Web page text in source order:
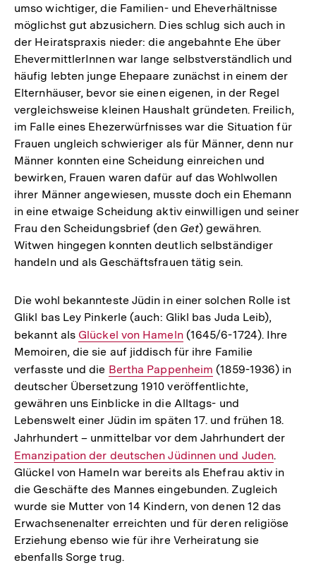
umso wichtiger, die Familien- und Eheverhältnisse
möglichst gut abzusichern. Dies schlug sich auch in
der Heiratspraxis nieder: die angebahnte Ehe über
EhevermittlerInnen war lange selbstverständlich und
häufig lebten junge Ehepaare zunächst in einem der
Elternhäuser, bevor sie einen eigenen, in der Regel
vergleichsweise kleinen Haushalt gründeten. Freilich,
im Falle eines Ehezerwürfnisses war die Situation für
Frauen ungleich schwieriger als für Männer, denn nur
Männer konnten eine Scheidung einreichen und
bewirken, Frauen waren dafür auf das Wohlwollen
ihrer Männer angewiesen, musste doch ein Ehemann
in eine etwaige Scheidung aktiv einwilligen und seiner
Frau den Scheidungsbrief (den Get) gewähren.
Witwen hingegen konnten deutlich selbständiger
handeln und als Geschäftsfrauen tätig sein.
Die wohl bekannteste Jüdin in einer solchen Rolle ist
Glikl bas Ley Pinkerle (auch: Glikl bas Juda Leib),
bekannt als Interner
Link:
Glückel von Hameln(1645/6-1724). Ihre
Memoiren, die sie auf jiddisch für ihre Familie
verfasste und die Interner
Link:
Bertha Pappenheim (1859-1936) in
deutscher Übersetzung 1910 veröffentlichte,
gewähren uns Einblicke in die Alltags- und
Lebenswelt einer Jüdin im späten 17. und frühen 18.
Jahrhundert – unmittelbar vor dem Jahrhundert der
Emanzipation der deutschen Jüdinnen und Juden.
Glückel von Hameln war bereits als Ehefrau aktiv in
die Geschäfte des Mannes eingebunden. Zugleich
wurde sie Mutter von 14 Kindern, von denen 12 das
Erwachsenenalter erreichten und für deren religiöse
Erziehung ebenso wie für ihre Verheiratung sie
ebenfalls Sorge trug.